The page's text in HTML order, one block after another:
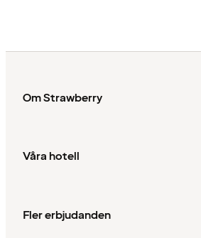
Om Strawberry
Våra hotell
Fler erbjudanden